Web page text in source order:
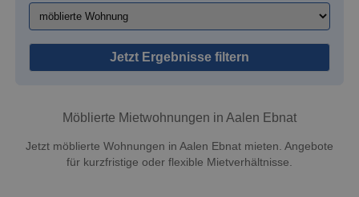
Jetzt Ergebnisse filtern
Möblierte Mietwohnungen in Aalen Ebnat
Jetzt möblierte Wohnungen in Aalen Ebnat mieten. Angebote
für kurzfristige oder flexible Mietverhältnisse.